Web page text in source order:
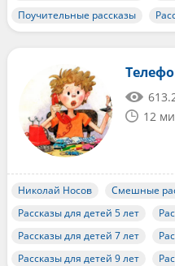
Поучительные рассказы
12
Николай Носов
Смешные
Рассказы для детей 5 лет
Рассказы для детей 7 лет
Рассказы для детей 9 лет